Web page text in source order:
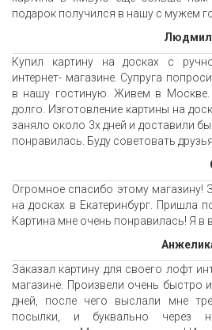
подарок получился в нашу с мужем
Купил картину на досках с
интернет- магазине. Супруга
в нашу гостиную. Живем в Москве.
долго. Изготовление картины на
заняло около 3х дней и доставили
понравилась. Буду советовать
Огромное спасибо этому магазину!
на досках в Екатеринбург. Пришла
Картина мне очень понравилась! Я в
Заказал картину для своего лофт
магазине. Произвели очень быстро
дней, после чего выслали мне
посылки, и буквально через